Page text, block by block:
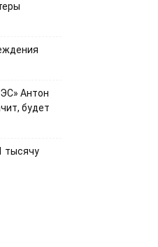
Антон
будет
тысячу